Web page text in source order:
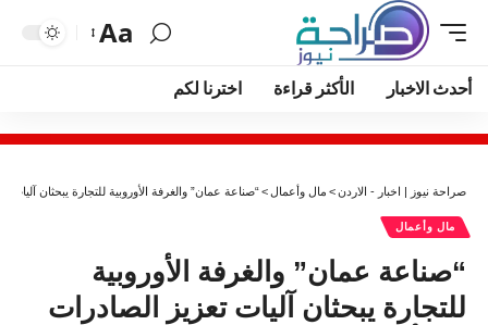
Aa
أحدث الاخبار الأكثر قراءة اخترنا لكم
صراحة نيوز | اخبار - الاردن> مال وأعمال >“صناعة عمان” والغرفة الأوروبية للتجارة يبحثان آليات
مال وأعمال
“صناعة عمان” والغرفة الأوروبية
للتجارة يبحثان آليات تعزيز الصادرات